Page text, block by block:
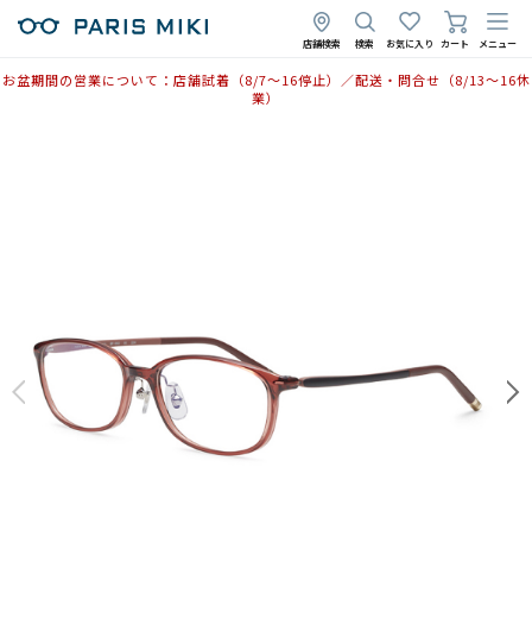
店舗検索 検索 お気に入り カート メニュー
お盆期間の営業について：店舗試着（8/7〜16停止）／配送・問合せ（8/13〜16休
業）